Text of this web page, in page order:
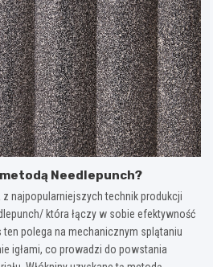
Needlepunch?
najpopularniejszych technik produkcji
która łączy w sobie efektywność
polega na mechanicznym splątaniu
igłami, co prowadzi do powstania